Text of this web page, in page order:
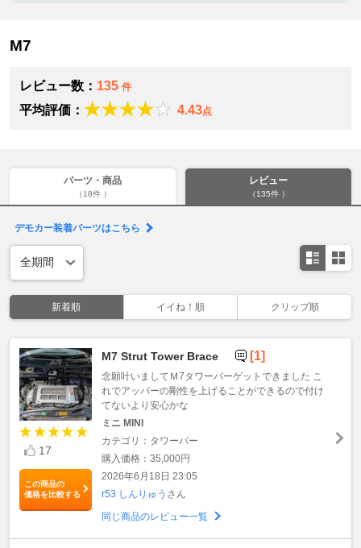
M7
レビュー数： 135 件
平均評価： 4.43点
パーツ・商品
（18件 ）
レビュー
（135件 ）
デモカー装着パーツはこちら
新着順 イイね！順 クリップ順
17
この商品の
価格を比較する
M7 Strut Tower Brace [1]
念願叶いましてＭ7タワーバーゲットできました こ
れでアッパーの剛性を上げることができるので付け
てないより安心かな
ミニ MINI
カテゴリ：タワーバー
購入価格：35,000円
2026年6月18日 23:05
r53 しんりゅう さん
同じ商品のレビュー一覧